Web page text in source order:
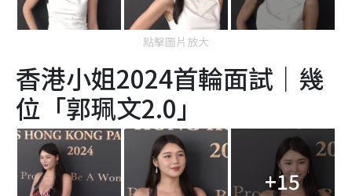
點擊圖片放大
香港小姐2024首輪面試｜幾
位「郭珮文2.0」
+15